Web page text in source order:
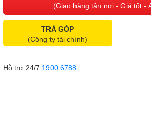
(Giao hàng tận nơi - Giá tốt -
TRẢ GÓP
(Công ty tài chính)
Hỗ trợ 24/7:1900 6788